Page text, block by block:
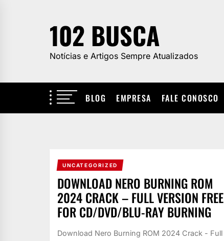
102 BUSCA
Notícias e Artigos Sempre Atualizados
BLOG EMPRESA FALE CONOSCO
UNCATEGORIZED
DOWNLOAD NERO BURNING ROM
2024 CRACK – FULL VERSION FREE
FOR CD/DVD/BLU-RAY BURNING
Download Nero Burning ROM 2024 Crack - Full